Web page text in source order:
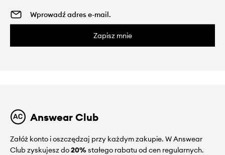
Zapisz mnie
Answear Club
Załóż konto i oszczędzaj przy każdym zakupie. W Answear
Club zyskujesz do20%stałego rabatu od cen regularnych.